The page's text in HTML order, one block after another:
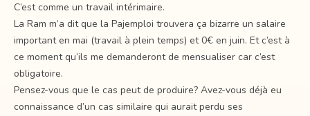
C’est comme un travail intérimaire.
La Ram m’a dit que la Pajemploi trouvera ça bizarre un salaire
important en mai (travail à plein temps) et 0€ en juin. Et c’est à
ce moment qu’ils me demanderont de mensualiser car c’est
obligatoire.
Pensez-vous que le cas peut de produire? Avez-vous déjà eu
connaissance d’un cas similaire qui aurait perdu ses